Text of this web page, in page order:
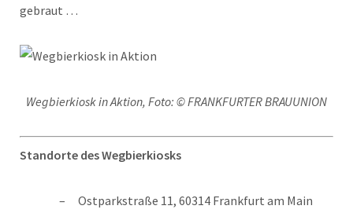
gebraut …
Wegbierkiosk in Aktion, Foto: © FRANKFURTER BRAUUNION
Standorte des Wegbierkiosks
Ostparkstraße 11, 60314 Frankfurt am Main